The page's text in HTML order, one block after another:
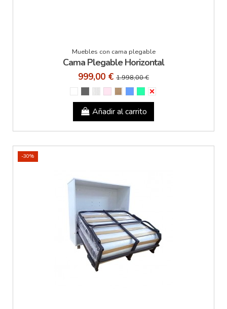
Muebles con cama plegable
Cama Plegable Horizontal
999,00 € 1.998,00 €
Añadir al carrito
-30%